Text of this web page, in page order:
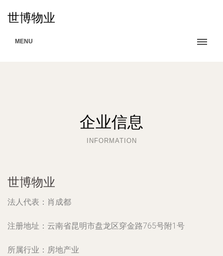
世博物业
MENU
企业信息
INFORMATION
世博物业
法人代表： 肖成都
注册地址： 云南省昆明市盘龙区穿金路765号附1号
所属行业： 房地产业